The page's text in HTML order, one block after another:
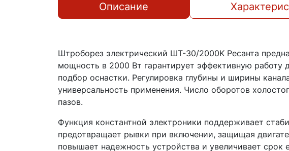
Описание
Штроборез электрический ШТ-30/2000K Ресанта
мощность в 2000 Вт гарантирует эффективную
подбор оснастки. Регулировка глубины и ширины
универсальность применения. Число оборотов
пазов.
Функция константной электроники поддерживает
предотвращает рывки при включении, защищая
повышает надежность устройства и увеличивает